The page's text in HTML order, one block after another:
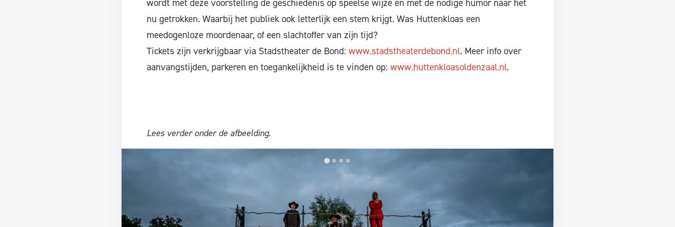
wordt met deze voorstelling de geschiedenis op speelse wijze en met de nodige humor naar het
nu getrokken. Waarbij het publiek ook letterlijk een stem krijgt. Was Huttenkloas een
meedogenloze moordenaar, of een slachtoffer van zijn tijd?
Tickets zijn verkrijgbaar via Stadstheater de Bond: www.stadstheaterdebond.nl. Meer info over
aanvangstijden, parkeren en toegankelijkheid is te vinden op: www.huttenkloasoldenzaal.nl.
Lees verder onder de afbeelding.